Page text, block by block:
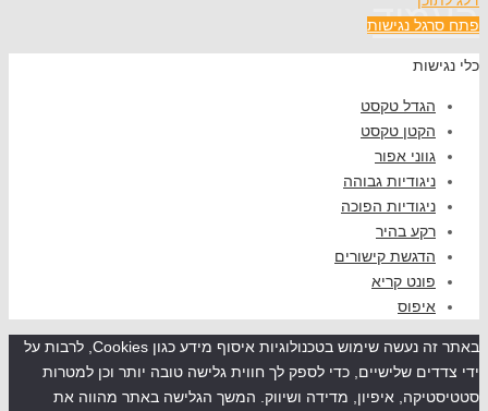
נגישות
טקסט
טקסט
אפור
גבוהה
הפוכה
בהיר
קישורים
קריא
באתר זה נעשה שימוש בטכנולוגיות איסוף מידע כגון Cookies, לרבות על
שלישיים, כדי לספק לך חווית גלישה טובה יותר וכן למטרות
איפיון, מדידה ושיווק. המשך הגלישה באתר מהווה את